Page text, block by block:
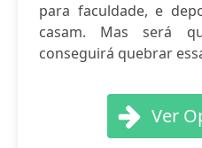
para faculdade, e
casam. Mas será
conseguirá quebrar
Ver